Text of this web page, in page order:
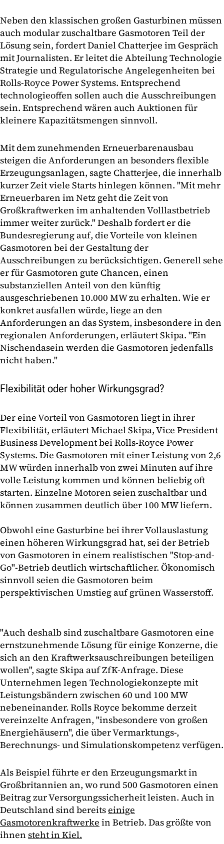
Neben den klassischen großen Gasturbinen müssen
auch modular zuschaltbare Gasmotoren Teil der
Lösung sein, fordert Daniel Chatterjee im Gespräch
mit Journalisten. Er leitet die Abteilung Technologie
Strategie und Regulatorische Angelegenheiten bei
Rolls-Royce Power Systems. Entsprechend
technologieoffen sollen auch die Ausschreibungen
sein. Entsprechend wären auch Auktionen für
kleinere Kapazitätsmengen sinnvoll.
Mit dem zunehmenden Erneuerbarenausbau
steigen die Anforderungen an besonders flexible
Erzeugungsanlagen, sagte Chatterjee, die innerhalb
kurzer Zeit viele Starts hinlegen können. "Mit mehr
Erneuerbaren im Netz geht die Zeit von
Großkraftwerken im anhaltenden Volllastbetrieb
immer weiter zurück." Deshalb fordert er die
Bundesregierung auf, die Vorteile von kleinen
Gasmotoren bei der Gestaltung der
Ausschreibungen zu berücksichtigen. Generell sehe
er für Gasmotoren gute Chancen, einen
substanziellen Anteil von den künftig
ausgeschriebenen 10.000 MW zu erhalten. Wie er
konkret ausfallen würde, liege an den
Anforderungen an das System, insbesondere in den
regionalen Anforderungen, erläutert Skipa. "Ein
Nischendasein werden die Gasmotoren jedenfalls
nicht haben."
Flexibilität oder hoher Wirkungsgrad?
Der eine Vorteil von Gasmotoren liegt in ihrer
Flexibilität, erläutert Michael Skipa, Vice President
Business Development bei Rolls-Royce Power
Systems. Die Gasmotoren mit einer Leistung von 2,6
MW würden innerhalb von zwei Minuten auf ihre
volle Leistung kommen und können beliebig oft
starten. Einzelne Motoren seien zuschaltbar und
können zusammen deutlich über 100 MW liefern.
Obwohl eine Gasturbine bei ihrer Vollauslastung
einen höheren Wirkungsgrad hat, sei der Betrieb
von Gasmotoren in einem realistischen "Stop-and-
Go"-Betrieb deutlich wirtschaftlicher. Ökonomisch
sinnvoll seien die Gasmotoren beim
perspektivischen Umstieg auf grünen Wasserstoff.
"Auch deshalb sind zuschaltbare Gasmotoren eine
ernstzunehmende Lösung für einige Konzerne, die
sich an den Kraftwerksauschreibungen beteiligen
wollen", sagte Skipa auf ZfK-Anfrage. Diese
Unternehmen legen Technologiekonzepte mit
Leistungsbändern zwischen 60 und 100 MW
nebeneinander. Rolls Royce bekomme derzeit
vereinzelte Anfragen, "insbesondere von großen
Energiehäusern", die über Vermarktungs-,
Berechnungs- und Simulationskompetenz verfügen.
Als Beispiel führte er den Erzeugungsmarkt in
Großbritannien an, wo rund 500 Gasmotoren einen
Beitrag zur Versorgungssicherheit leisten. Auch in
Deutschland sind bereitseinige
Gasmotorenkraftwerke in Betrieb. Das größte von
ihnen steht in Kiel.